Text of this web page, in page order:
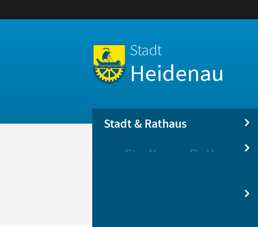
Stadt
Heidenau
Stadt & Rathaus
Stadt Rathaus